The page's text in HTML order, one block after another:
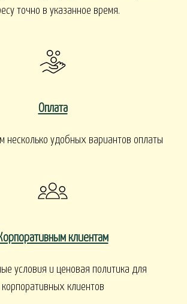
точно в указанное время.
Оплата
несколько удобных вариантов оплаты
клиентам
условия и ценовая политика для
корпоративных клиентов